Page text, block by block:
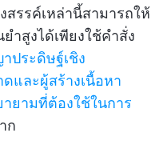
สรรค์เหล่านี้สามารถให้
สูงได้เพียงใช้คำสั่ง
ประดิษฐ์เชิง
และผู้สร้างเนื้อหา
ยามที่ต้องใช้ในการ
ก